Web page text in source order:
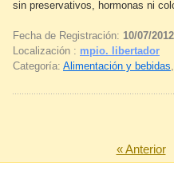
sin preservativos, hormonas ni
Fecha de Registración: 10/07/2012
Localización : mpio. libertador
Categoría: Alimentación y bebidas,
« Anterior